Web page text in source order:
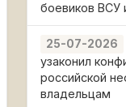
боевиков ВСУ
25-07-2026
узаконил
российской
владельцам